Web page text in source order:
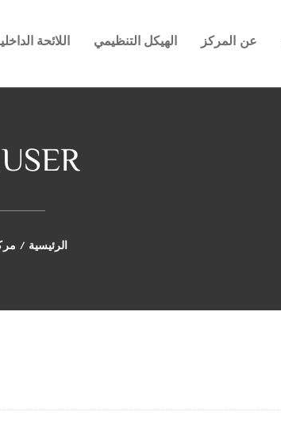
عن المركز الهيكل التنظيمي اللائحة
الرئيسية /